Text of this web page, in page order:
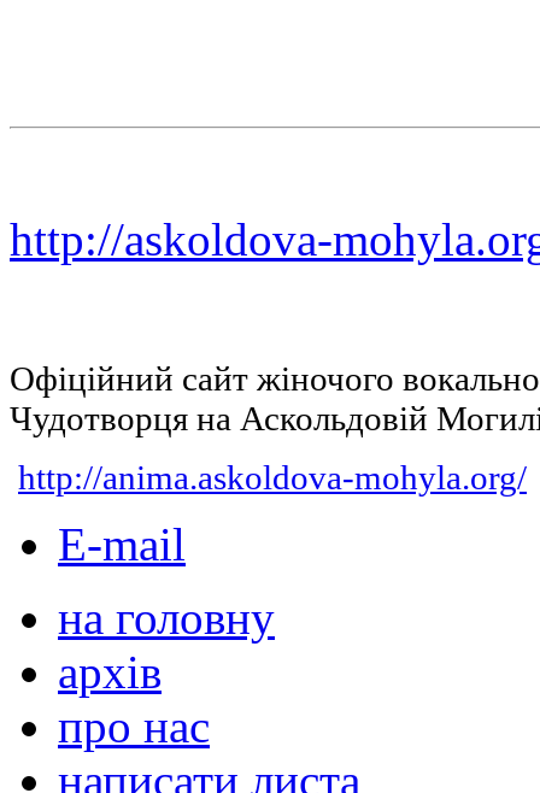
http://askoldova-
Офіційний сайт жіночого
Чудотворця на Аскольдовій
http://anima.askoldova-mohyla.org/
E-mail
на головну
архів
про нас
написати листа